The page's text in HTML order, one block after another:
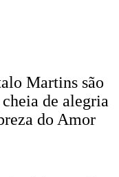
Martins são
de alegria
do Amor